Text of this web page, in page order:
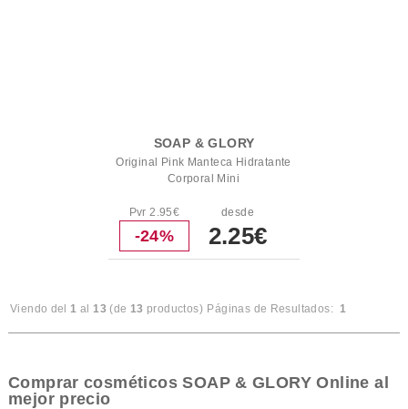
SOAP & GLORY
Original Pink Manteca Hidratante
Corporal Mini
Pvr 2.95€
-24%
desde
2.25€
Viendo del1 al13 (de 13 productos) Páginas de Resultados: 1
Comprar cosméticos SOAP & GLORY Online al
mejor precio